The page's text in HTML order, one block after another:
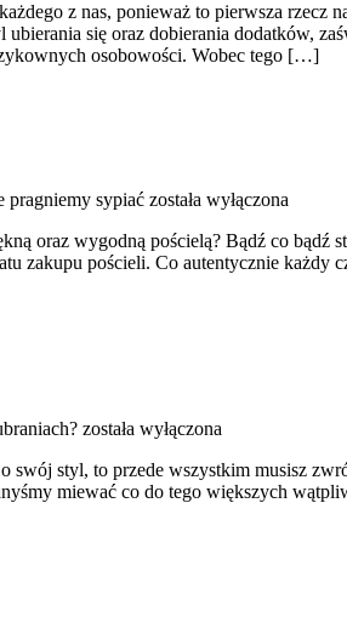
z nas, ponieważ to pierwsza rzecz
się oraz dobierania dodatków,
osobowości. Wobec tego […]
pragniemy sypiać została wyłączona
oraz wygodną pościelą? Bądź co bądź
zakupu pościeli. Co autentycznie każdy
została wyłączona
swój styl, to przede wszystkim musisz
miewać co do tego większych